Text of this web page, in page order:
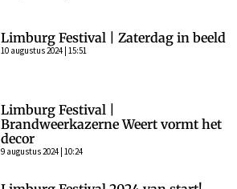
Limburg Festival | Zaterdag in beeld
10 augustus 2024 | 15:51
Limburg Festival |
Brandweerkazerne Weert vormt het
decor
9 augustus 2024 | 10:24